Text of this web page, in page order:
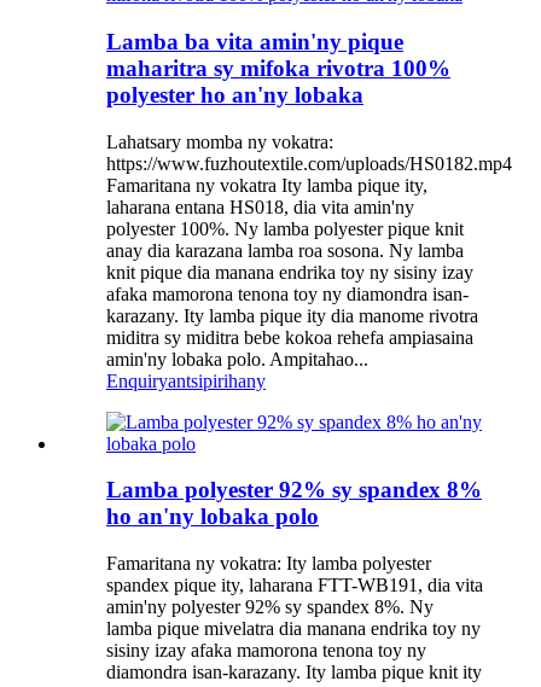
Lamba ba vita amin'ny pique
maharitra sy mifoka rivotra 100%
polyester ho an'ny lobaka
Lahatsary momba ny vokatra:
https://www.fuzhoutextile.com/uploads/HS0182.mp4
Famaritana ny vokatra Ity lamba pique ity,
laharana entana HS018, dia vita amin'ny
polyester 100%. Ny lamba polyester pique knit
anay dia karazana lamba roa sosona. Ny lamba
knit pique dia manana endrika toy ny sisiny izay
afaka mamorona tenona toy ny diamondra isan-
karazany. Ity lamba pique ity dia manome rivotra
miditra sy miditra bebe kokoa rehefa ampiasaina
amin'ny lobaka polo. Ampitahao...
Enquiryantsipirihany
Lamba polyester 92% sy spandex 8%
ho an'ny lobaka polo
Famaritana ny vokatra: Ity lamba polyester
spandex pique ity, laharana FTT-WB191, dia vita
amin'ny polyester 92% sy spandex 8%. Ny
lamba pique mivelatra dia manana endrika toy ny
sisiny izay afaka mamorona tenona toy ny
diamondra isan-karazany. Ity lamba pique knit ity